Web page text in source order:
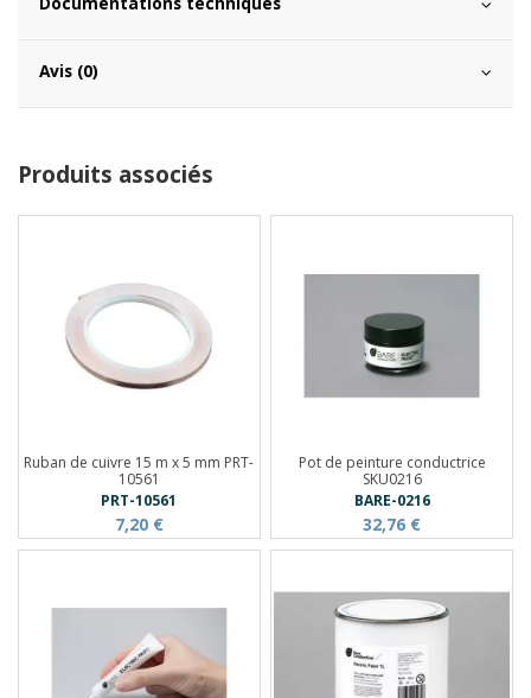
Avis (0)
Produits associés
Ruban de cuivre 15 m x 5 mm PRT-
10561
PRT-10561
7,20 €
Pot de peinture conductrice
SKU0216
BARE-0216
32,76 €